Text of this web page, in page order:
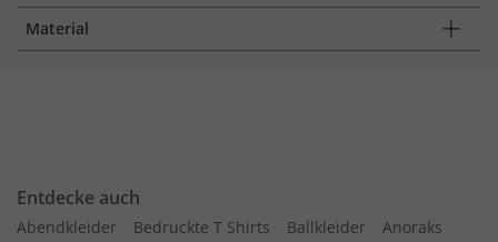
Material
Entdecke auch
Abendkleider Bedruckte T Shirts Ballkleider
Anoraks